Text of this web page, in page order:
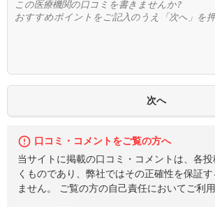
口コミ・コメントをご覧の方へ
当サイトに掲載の口コミ・コメントは、各
くものであり、弊社ではその正確性を保証
ません。 ご覧の方の自己責任においてご利用